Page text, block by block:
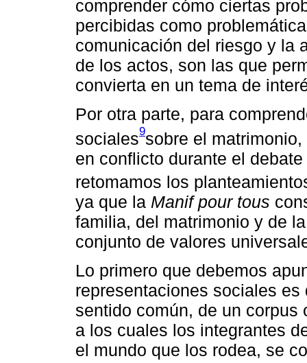
comprender cómo ciertas
percibidas como
comunicación del riesgo y la
de los actos, son las que
convierta en un tema de
Por otra parte, para
sociales9sobre el
en conflicto durante el
retomamos los
ya que la Manif pour tous
familia, del matrimonio y de
conjunto de valores
Lo primero que debemos
representaciones sociales
sentido común, de un
a los cuales los integrantes
el mundo que los rodea, se